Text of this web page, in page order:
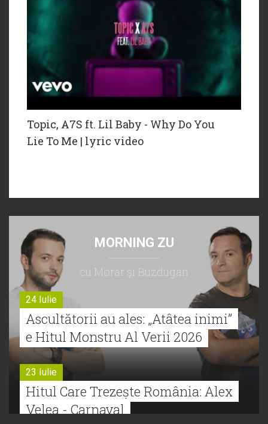
Topic, A7S ft. Lil Baby - Why Do You
Lie To Me | lyric video
MORNING ZU
cu Morar şi Buzdugan
24 Iulie
Ascultătorii au ales: „Atâtea inimi”
e Hitul Monstru Al Verii 2026
23 Iulie
Hitul Care Trezește România: Alex
Velea - Carnaval